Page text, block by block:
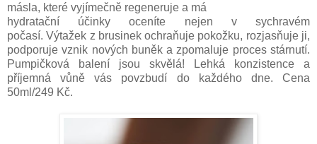
másla, které vyjímečně regeneruje a má
hydratační účinky oceníte nejen v sychravém
počasí. Výtažek z brusinek ochraňuje pokožku, rozjasňuje ji,
podporuje vznik nových buněk a zpomaluje proces stárnutí.
Pumpičková balení jsou skvělá! Lehká konzistence a
příjemná vůně vás povzbudí do každého dne. Cena
50ml/249 Kč.